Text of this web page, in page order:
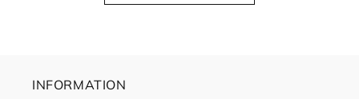
INFORMATION